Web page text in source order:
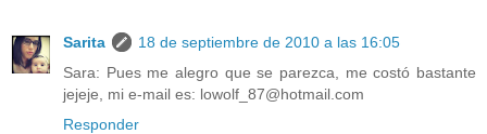
Sarita
18 de septiembre de 2010 a las 16:05
Sara: Pues me alegro que se parezca, me costó bastante
jejeje, mi e-mail es: lowolf_87@hotmail.com
Responder